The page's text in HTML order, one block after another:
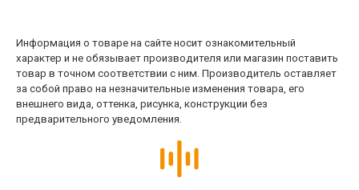
Информация о товаре на сайте носит ознакомительный
характер и не обязывает производителя или магазин поставить
товар в точном соответствии с ним. Производитель оставляет
за собой право на незначительные изменения товара, его
внешнего вида, оттенка, рисунка, конструкции без
предварительного уведомления.